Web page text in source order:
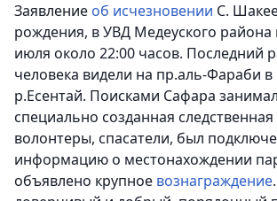
Заявление об исчезновении С.
рождения, в УВД Медеуского района
июля около 22:00 часов. Последний
человека видели на пр.аль-Фараби
р.Есентай. Поисками Сафара
специально созданная следственная
волонтеры, спасатели, был
информацию о местонахождении
объявлено крупное вознаграждение